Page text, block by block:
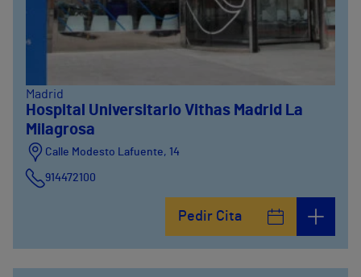
Madrid
Hospital Universitario Vithas Madrid La
Milagrosa
Calle Modesto Lafuente, 14
914472100
Pedir Cita